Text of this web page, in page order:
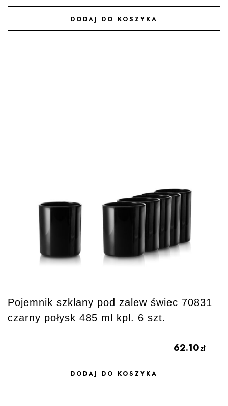
DODAJ DO KOSZYKA
DODAJ DO ULUBIONYCH
Pojemnik szklany pod zalew świec 70831
czarny połysk 485 ml kpl. 6 szt.
62.10zł
DODAJ DO KOSZYKA
DODAJ DO ULUBIONYCH